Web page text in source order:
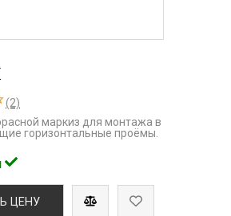
(2)
маркиз для монтажа в
горизонтальные проёмы.
ЦЕНУ